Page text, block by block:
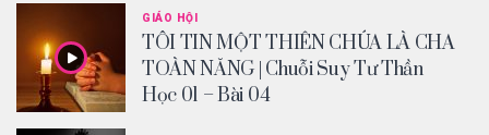
GIÁO HỘI
TÔI TIN MỘT THIÊN CHÚA LÀ CHA
TOÀN NĂNG | Chuỗi Suy Tư Thần
Học 01 – Bài 04